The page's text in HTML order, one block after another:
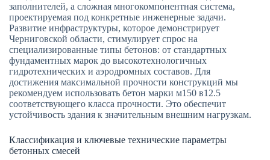
заполнителей, а сложная многокомпонентная система,
проектируемая под конкретные инженерные задачи.
Развитие инфраструктуры, которое демонстрирует
Черниговской области, стимулирует спрос на
специализированные типы бетонов: от стандартных
фундаментных марок до высокотехнологичных
гидротехнических и аэродромных составов. Для
достижения максимальной прочности конструкций мы
рекомендуем использовать бетон марки м150 в12.5
соответствующего класса прочности. Это обеспечит
устойчивость здания к значительным внешним нагрузкам.
Классификация и ключевые технические параметры
бетонных смесей